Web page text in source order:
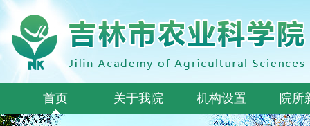
首页 关于我院 机构设置 院所